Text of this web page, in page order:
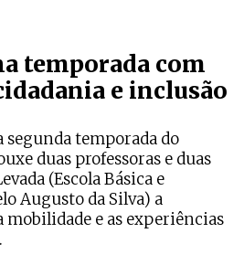
temporada com
e inclusão
temporada do
duas professoras e duas
(Escola Básica e
Augusto da Silva) a
mobilidade e as experiências